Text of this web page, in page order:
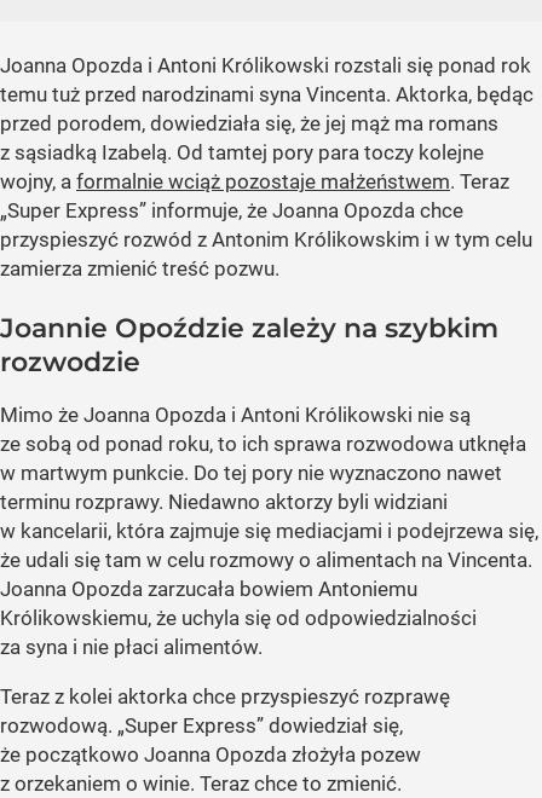
Joanna Opozda i Antoni Królikowski rozstali się ponad rok
temu tuż przed narodzinami syna Vincenta. Aktorka, będąc
przed porodem, dowiedziała się, że jej mąż ma romans
z sąsiadką Izabelą. Od tamtej pory para toczy kolejne
wojny, a formalnie wciąż pozostaje małżeństwem. Teraz
„Super Express” informuje, że Joanna Opozda chce
przyspieszyć rozwód z Antonim Królikowskim i w tym celu
zamierza zmienić treść pozwu.
Joannie Opoździe zależy na szybkim
rozwodzie
Mimo że Joanna Opozda i Antoni Królikowski nie są
ze sobą od ponad roku, to ich sprawa rozwodowa utknęła
w martwym punkcie. Do tej pory nie wyznaczono nawet
terminu rozprawy. Niedawno aktorzy byli widziani
w kancelarii, która zajmuje się mediacjami i podejrzewa się,
że udali się tam w celu rozmowy o alimentach na Vincenta.
Joanna Opozda zarzucała bowiem Antoniemu
Królikowskiemu, że uchyla się od odpowiedzialności
za syna i nie płaci alimentów.
Teraz z kolei aktorka chce przyspieszyć rozprawę
rozwodową. „Super Express” dowiedział się,
że początkowo Joanna Opozda złożyła pozew
z orzekaniem o winie. Teraz chce to zmienić.